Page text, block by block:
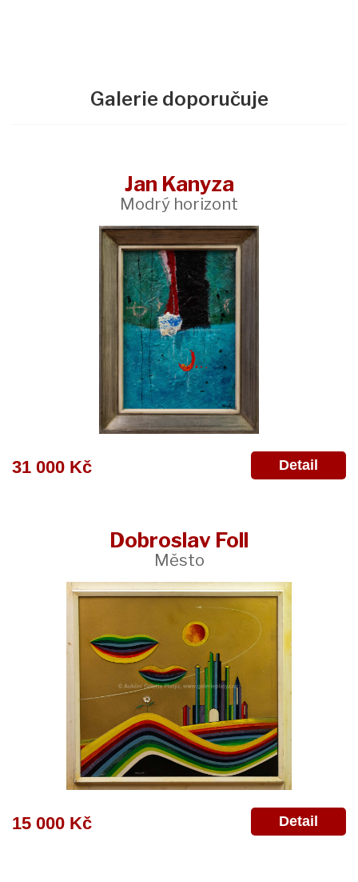
Galerie doporučuje
Jan Kanyza
Modrý horizont
31 000 Kč Detail
Dobroslav Foll
Město
15 000 Kč Detail